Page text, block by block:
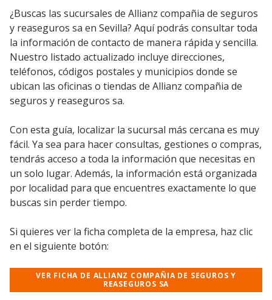
¿Buscas las sucursales de Allianz compañia de seguros
y reaseguros sa en Sevilla? Aquí podrás consultar toda
la información de contacto de manera rápida y sencilla.
Nuestro listado actualizado incluye direcciones,
teléfonos, códigos postales y municipios donde se
ubican las oficinas o tiendas de Allianz compañia de
seguros y reaseguros sa.
Con esta guía, localizar la sucursal más cercana es muy
fácil. Ya sea para hacer consultas, gestiones o compras,
tendrás acceso a toda la información que necesitas en
un solo lugar. Además, la información está organizada
por localidad para que encuentres exactamente lo que
buscas sin perder tiempo.
Si quieres ver la ficha completa de la empresa, haz clic
en el siguiente botón:
VER FICHA DE ALLIANZ COMPAÑIA DE SEGUROS Y
REASEGUROS SA